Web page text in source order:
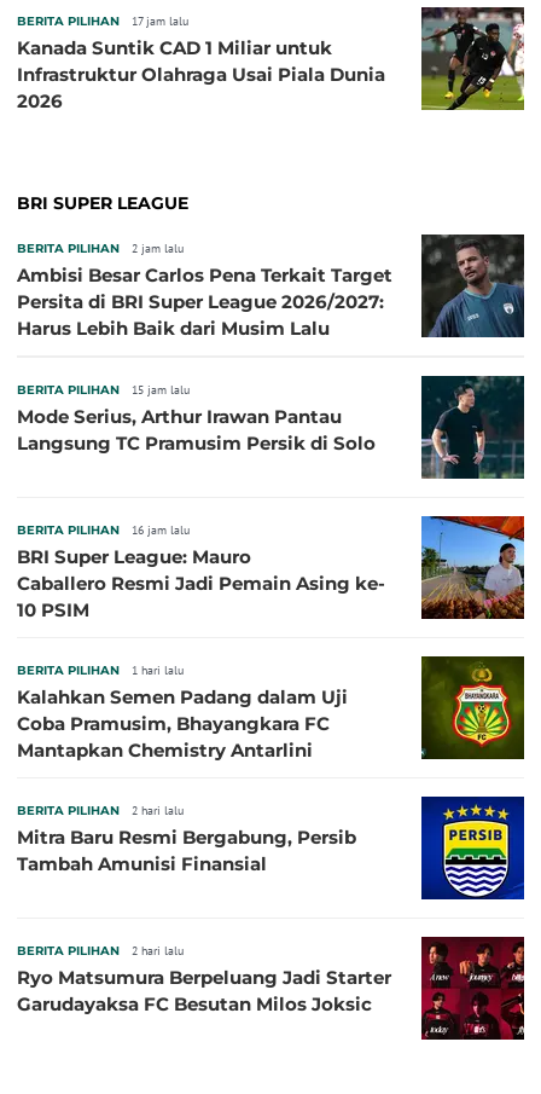
BERITA PILIHAN 17 jam lalu
Kanada Suntik CAD 1 Miliar untuk
Infrastruktur Olahraga Usai Piala Dunia
2026
BRI SUPER LEAGUE
BERITA PILIHAN 2 jam lalu
Ambisi Besar Carlos Pena Terkait Target
Persita di BRI Super League 2026/2027:
Harus Lebih Baik dari Musim Lalu
BERITA PILIHAN 15 jam lalu
Mode Serius, Arthur Irawan Pantau
Langsung TC Pramusim Persik di Solo
BERITA PILIHAN 16 jam lalu
BRI Super League: Mauro
Caballero Resmi Jadi Pemain Asing ke-
10 PSIM
BERITA PILIHAN 1 hari lalu
Kalahkan Semen Padang dalam Uji
Coba Pramusim, Bhayangkara FC
Mantapkan Chemistry Antarlini
BERITA PILIHAN 2 hari lalu
Mitra Baru Resmi Bergabung, Persib
Tambah Amunisi Finansial
BERITA PILIHAN 2 hari lalu
Ryo Matsumura Berpeluang Jadi Starter
Garudayaksa FC Besutan Milos Joksic